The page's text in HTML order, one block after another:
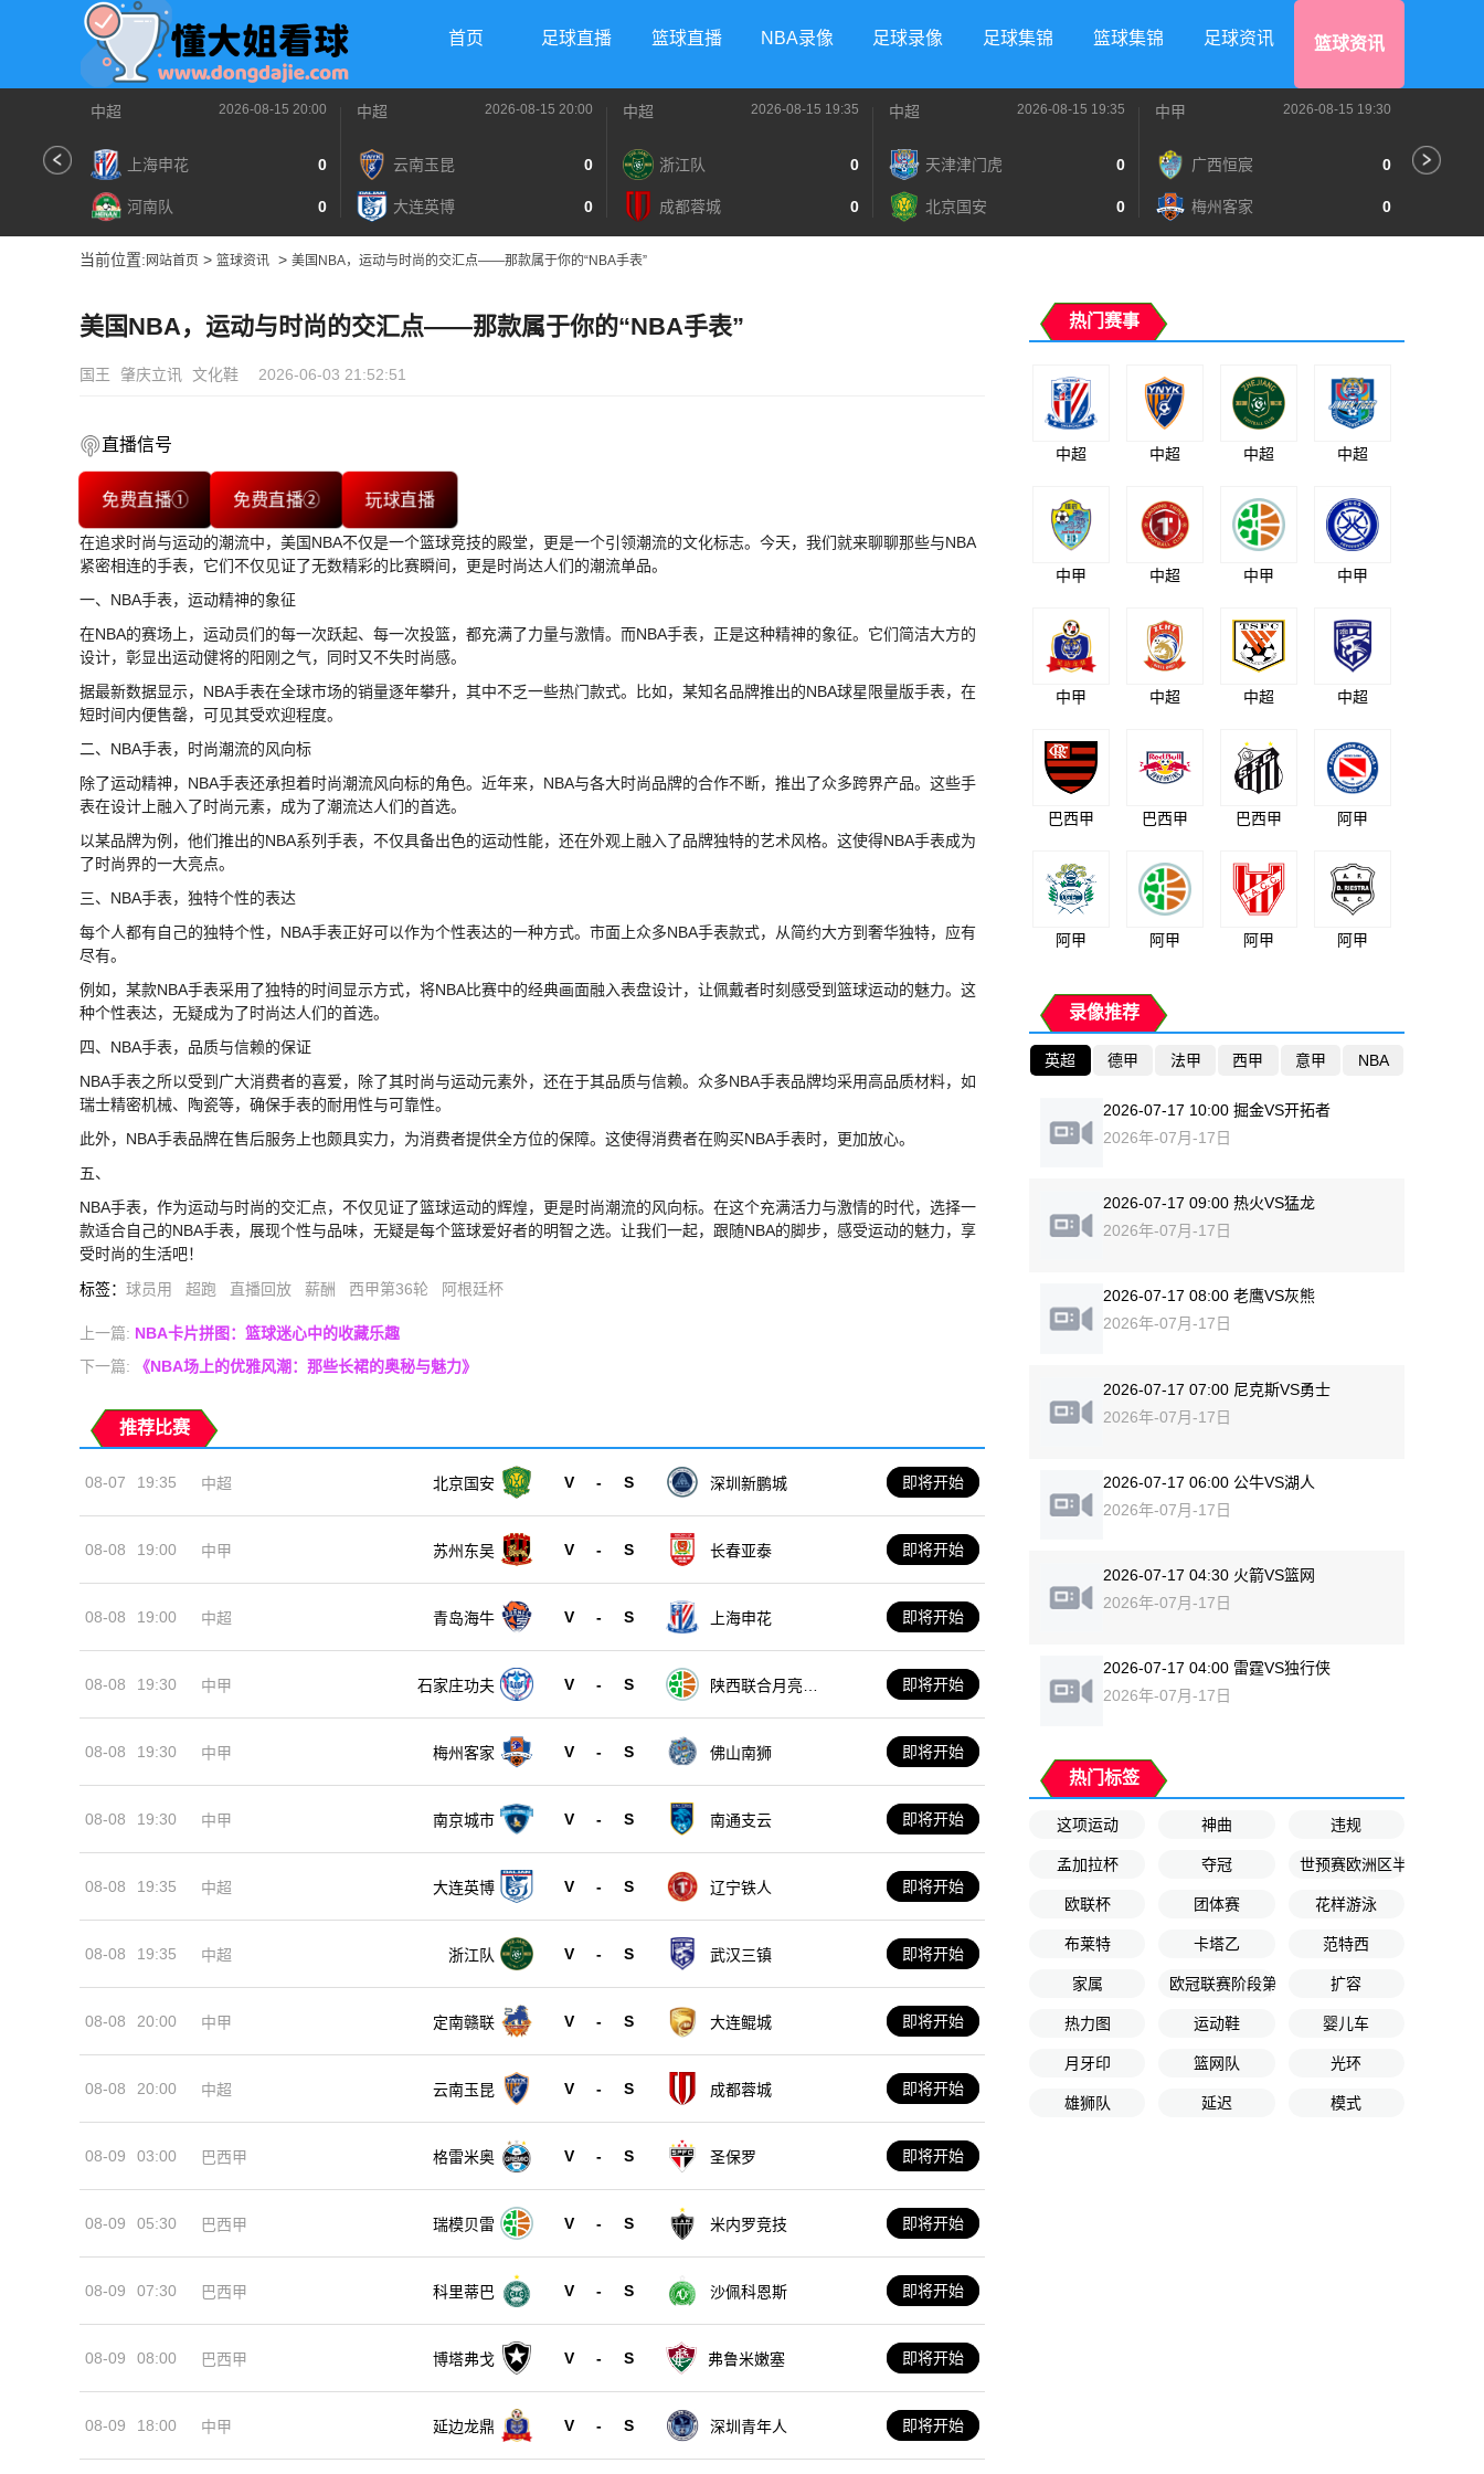
首页 足球直播 篮球直播 NBA录像 足球录像 足球集锦 篮球集锦 足球资讯 篮球资讯
中超 2026-08-15 20:00
上海申花 0
河南队 0
中超 2026-08-15 20:00
云南玉昆 0
大连英博 0
中超 2026-08-15 19:35
浙江队 0
成都蓉城 0
中超 2026-08-15 19:35
天津津门虎 0
北京国安 0
中甲 2026-08-15 19:30
广西恒宸 0
梅州客家 0
当前位置: 网站首页 > 篮球资讯 > 美国NBA，运动与时尚的交汇点——那款属于你的“NBA手表”
美国NBA，运动与时尚的交汇点——那款属于你的“NBA手表”
国王 肇庆立讯 文化鞋 2026-06-03 21:52:51
直播信号
免费直播① 免费直播② 玩球直播
在追求时尚与运动的潮流中，美国NBA不仅是一个篮球竞技的殿堂，更是一个引领潮流的文化标志。今天，我们就来聊聊那些与NBA
紧密相连的手表，它们不仅见证了无数精彩的比赛瞬间，更是时尚达人们的潮流单品。
一、NBA手表，运动精神的象征
在NBA的赛场上，运动员们的每一次跃起、每一次投篮，都充满了力量与激情。而NBA手表，正是这种精神的象征。它们简洁大方的
设计，彰显出运动健将的阳刚之气，同时又不失时尚感。
据最新数据显示，NBA手表在全球市场的销量逐年攀升，其中不乏一些热门款式。比如，某知名品牌推出的NBA球星限量版手表，在
短时间内便售罄，可见其受欢迎程度。
二、NBA手表，时尚潮流的风向标
除了运动精神，NBA手表还承担着时尚潮流风向标的角色。近年来，NBA与各大时尚品牌的合作不断，推出了众多跨界产品。这些手
表在设计上融入了时尚元素，成为了潮流达人们的首选。
以某品牌为例，他们推出的NBA系列手表，不仅具备出色的运动性能，还在外观上融入了品牌独特的艺术风格。这使得NBA手表成为
了时尚界的一大亮点。
三、NBA手表，独特个性的表达
每个人都有自己的独特个性，NBA手表正好可以作为个性表达的一种方式。市面上众多NBA手表款式，从简约大方到奢华独特，应有
尽有。
例如，某款NBA手表采用了独特的时间显示方式，将NBA比赛中的经典画面融入表盘设计，让佩戴者时刻感受到篮球运动的魅力。这
种个性表达，无疑成为了时尚达人们的首选。
四、NBA手表，品质与信赖的保证
NBA手表之所以受到广大消费者的喜爱，除了其时尚与运动元素外，还在于其品质与信赖。众多NBA手表品牌均采用高品质材料，如
瑞士精密机械、陶瓷等，确保手表的耐用性与可靠性。
此外，NBA手表品牌在售后服务上也颇具实力，为消费者提供全方位的保障。这使得消费者在购买NBA手表时，更加放心。
五、
NBA手表，作为运动与时尚的交汇点，不仅见证了篮球运动的辉煌，更是时尚潮流的风向标。在这个充满活力与激情的时代，选择一
款适合自己的NBA手表，展现个性与品味，无疑是每个篮球爱好者的明智之选。让我们一起，跟随NBA的脚步，感受运动的魅力，享
受时尚的生活吧！
标签： 球员用 超跑 直播回放 薪酬 西甲第36轮 阿根廷杯
上一篇: NBA卡片拼图：篮球迷心中的收藏乐趣
下一篇: 《NBA场上的优雅风潮：那些长裙的奥秘与魅力》
推荐比赛
08-07 19:35 中超 北京国安 V - S 深圳新鹏城 即将开始
08-08 19:00 中甲 苏州东吴 V - S 长春亚泰 即将开始
08-08 19:00 中超 青岛海牛 V - S 上海申花 即将开始
08-08 19:30 中甲 石家庄功夫 V - S
陕西联合月亮泊
即将开始
08-08 19:30 中甲 梅州客家 V - S 佛山南狮 即将开始
08-08 19:30 中甲 南京城市 V - S 南通支云 即将开始
08-08 19:35 中超 大连英博 V - S 辽宁铁人 即将开始
08-08 19:35 中超 浙江队 V - S 武汉三镇 即将开始
08-08 20:00 中甲 定南赣联 V - S 大连鲲城 即将开始
08-08 20:00 中超 云南玉昆 V - S 成都蓉城 即将开始
08-09 03:00 巴西甲 格雷米奥 V - S 圣保罗 即将开始
08-09 05:30 巴西甲 瑞模贝雷 V - S 米内罗竞技 即将开始
08-09 07:30 巴西甲 科里蒂巴 V - S 沙佩科恩斯 即将开始
08-09 08:00 巴西甲 博塔弗戈 V - S 弗鲁米嫩塞 即将开始
08-09 18:00 中甲 延边龙鼎 V - S 深圳青年人 即将开始
热门赛事
中超 中超 中超 中超
中甲 中超 中甲 中甲
中甲 中超 中超 中超
巴西甲 巴西甲 巴西甲 阿甲
阿甲 阿甲 阿甲 阿甲
录像推荐
英超 德甲 法甲 西甲 意甲 NBA
2026-07-17 10:00 掘金VS开拓者
2026年-07月-17日
2026-07-17 09:00 热火VS猛龙
2026年-07月-17日
2026-07-17 08:00 老鹰VS灰熊
2026年-07月-17日
2026-07-17 07:00 尼克斯VS勇士
2026年-07月-17日
2026-07-17 06:00 公牛VS湖人
2026年-07月-17日
2026-07-17 04:30 火箭VS篮网
2026年-07月-17日
2026-07-17 04:00 雷霆VS独行侠
2026年-07月-17日
热门标签
这项运动 神曲 违规
孟加拉杯 夺冠 世预赛欧洲区半决赛
欧联杯 团体赛 花样游泳
布莱特 卡塔乙 范特西
家属 欧冠联赛阶段第8轮 扩容
热力图 运动鞋 婴儿车
月牙印 篮网队 光环
雄狮队 延迟 模式